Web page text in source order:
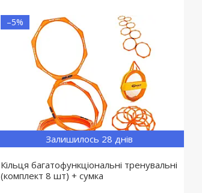
Залишилось 28 днів
–5%
Кільця багатофункціональні тренувальні
(комплект 8 шт) + сумка